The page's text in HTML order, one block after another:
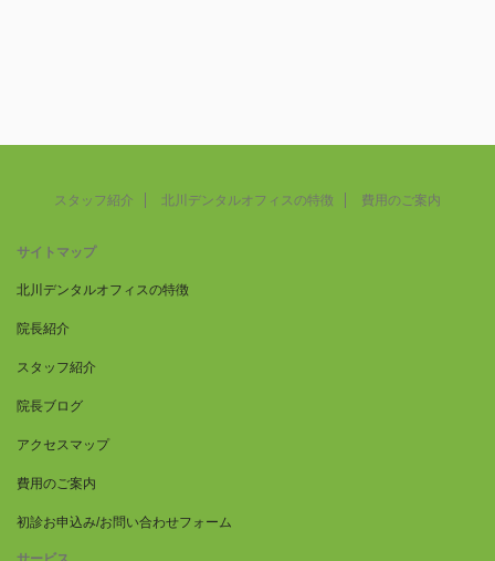
スタッフ紹介 北川デンタルオフィスの特徴 費用のご案内
サイトマップ
北川デンタルオフィスの特徴
院長紹介
スタッフ紹介
院長ブログ
アクセスマップ
費用のご案内
初診お申込み/お問い合わせフォーム